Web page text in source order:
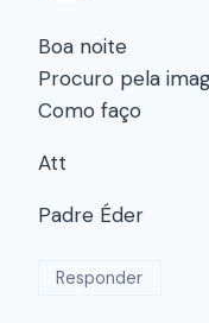
Boa noite
Procuro pela
Como faço
Att
Padre Éder
Responder